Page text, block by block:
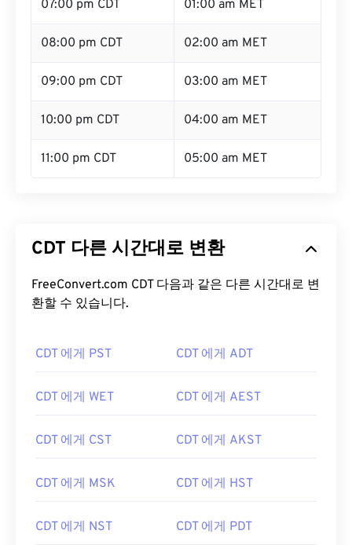
07:00 pm CDT 01:00 am MET
08:00 pm CDT 02:00 am MET
09:00 pm CDT 03:00 am MET
10:00 pm CDT 04:00 am MET
11:00 pm CDT 05:00 am MET
CDT 다른 시간대로 변환
FreeConvert.com CDT 다음과 같은 다른 시간대로 변
환할 수 있습니다.
CDT 에게 PST CDT 에게 ADT
CDT 에게 WET CDT 에게 AEST
CDT 에게 CST CDT 에게 AKST
CDT 에게 MSK CDT 에게 HST
CDT 에게 NST CDT 에게 PDT